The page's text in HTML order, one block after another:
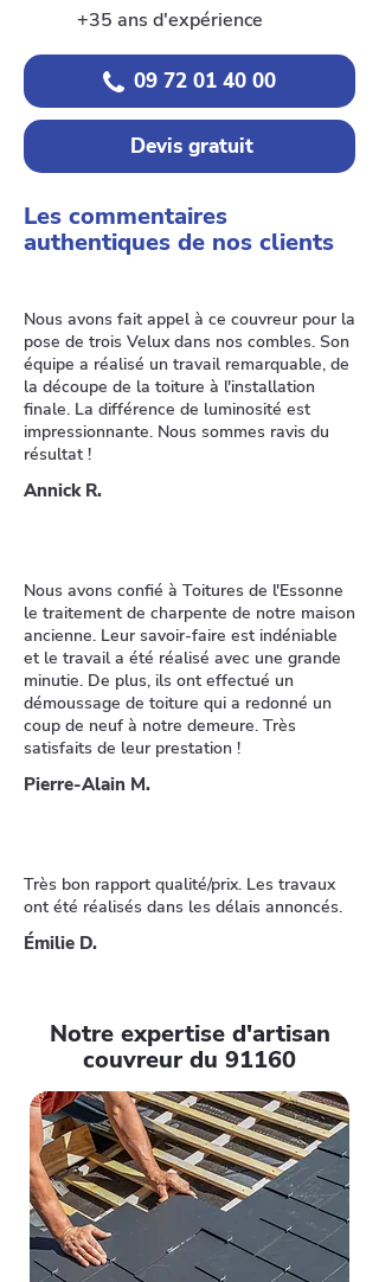
+35 ans d'expérience
09 72 01 40 00
Devis gratuit
Les commentaires
authentiques de nos clients
Nous avons fait appel à ce couvreur pour la
pose de trois Velux dans nos combles. Son
équipe a réalisé un travail remarquable, de
la découpe de la toiture à l'installation
finale. La différence de luminosité est
impressionnante. Nous sommes ravis du
résultat !
Annick R.
Nous avons confié à Toitures de l'Essonne
le traitement de charpente de notre maison
ancienne. Leur savoir-faire est indéniable
et le travail a été réalisé avec une grande
minutie. De plus, ils ont effectué un
démoussage de toiture qui a redonné un
coup de neuf à notre demeure. Très
satisfaits de leur prestation !
Pierre-Alain M.
Très bon rapport qualité/prix. Les travaux
ont été réalisés dans les délais annoncés.
Émilie D.
Notre expertise d'artisan
couvreur du 91160